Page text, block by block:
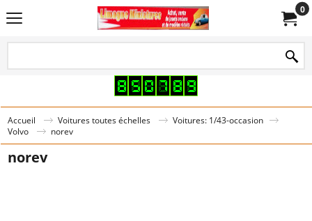
0
Accueil Voitures toutes échelles
Voitures: 1/43-occasion
Volvo
norev
norev